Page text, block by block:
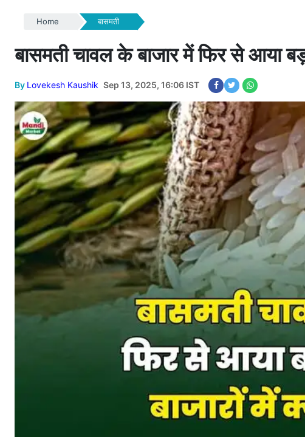
Home बासमती
बासमती चावल के बाजार में फिर से आया
By Lovekesh Kaushik Sep 13, 2025, 16:06 IST